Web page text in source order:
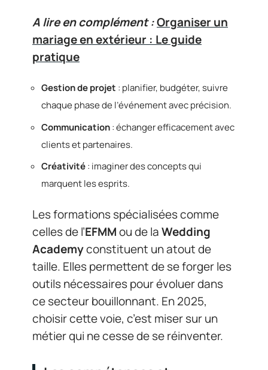
A lire en complément :Organiser un
mariage en extérieur : Le guide
pratique
Gestion de projet : planifier, budgéter, suivre
chaque phase de l’événement avec précision.
Communication: échanger efficacement avec
clients et partenaires.
Créativité: imaginer des concepts qui
marquent les esprits.
Les formations spécialisées comme
celles de l’EFMMou de laWedding
Academyconstituent un atout de
taille. Elles permettent de se forger les
outils nécessaires pour évoluer dans
ce secteur bouillonnant. En 2025,
choisir cette voie, c’est miser sur un
métier qui ne cesse de se réinventer.